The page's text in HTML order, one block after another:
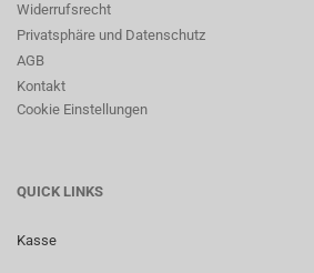
Widerrufsrecht
Privatsphäre und Datenschutz
AGB
Kontakt
Cookie Einstellungen
QUICK LINKS
Kasse